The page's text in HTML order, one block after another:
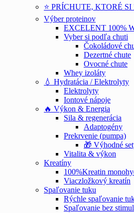
⭐ PRÍCHUTE, KTORÉ
Výber proteinov
EXCELENT 100%
Vyber si podľa chuti
Čokoládové
Dezertné chute
Ovocné chute
Whey izoláty
💧 Hydratácia / Elektrolyty
Elektrolyty
Iontové nápoje
🔥 Výkon & Energia
Sila & regenerácia
Adaptogény
Prekrvenie (pumpa)
🎁 Výhodné
Vitalita & výkon
Kreatíny
100%Kreatin
Viaczložkový kreatín
Spaľovanie tuku
Rýchle spaľovanie
Spaľovanie bez